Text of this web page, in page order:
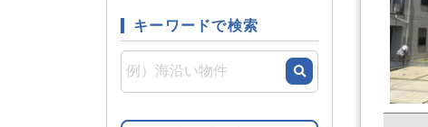
キーワードで検索
リフォーム リフォーム済